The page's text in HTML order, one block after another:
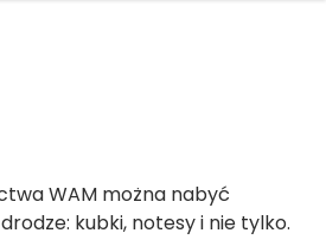
WAM można nabyć
kubki, notesy i nie tylko.